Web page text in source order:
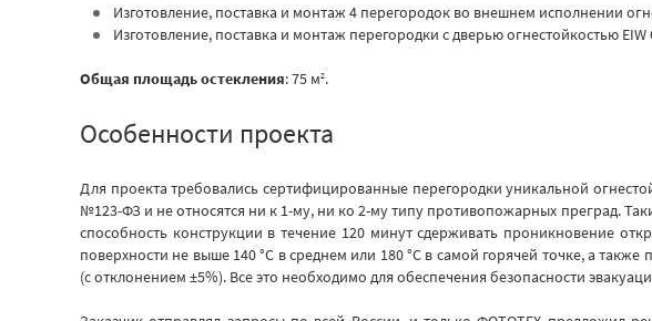
Изготовление, поставка и монтаж 4 перегородок во внешнем исполнении
Изготовление, поставка и монтаж перегородки с дверью огнестойкостью EIW
Общая площадь остекления: 75 м2.
Особенности проекта
Для проекта требовались сертифицированные перегородки уникальной
№123-ФЗ и не относятся ни к 1-му, ни ко 2-му типу противопожарных преград.
способность конструкции в течение 120 минут сдерживать проникновение
поверхности не выше 140 °С в среднем или 180 °С в самой горячей точке, а
(с отклонением ±5%). Все это необходимо для обеспечения безопасности